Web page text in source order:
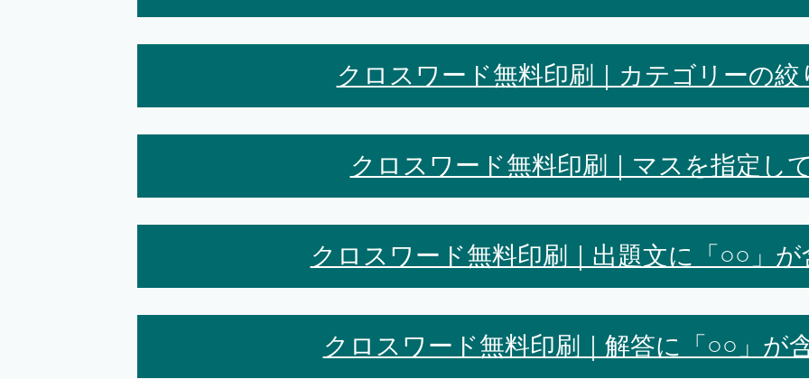
クロスワード無料印刷｜カテゴリーの絞
クロスワード無料印刷｜マスを指定し
クロスワード無料印刷｜出題文に「○○」が
クロスワード無料印刷｜解答に「○○」が